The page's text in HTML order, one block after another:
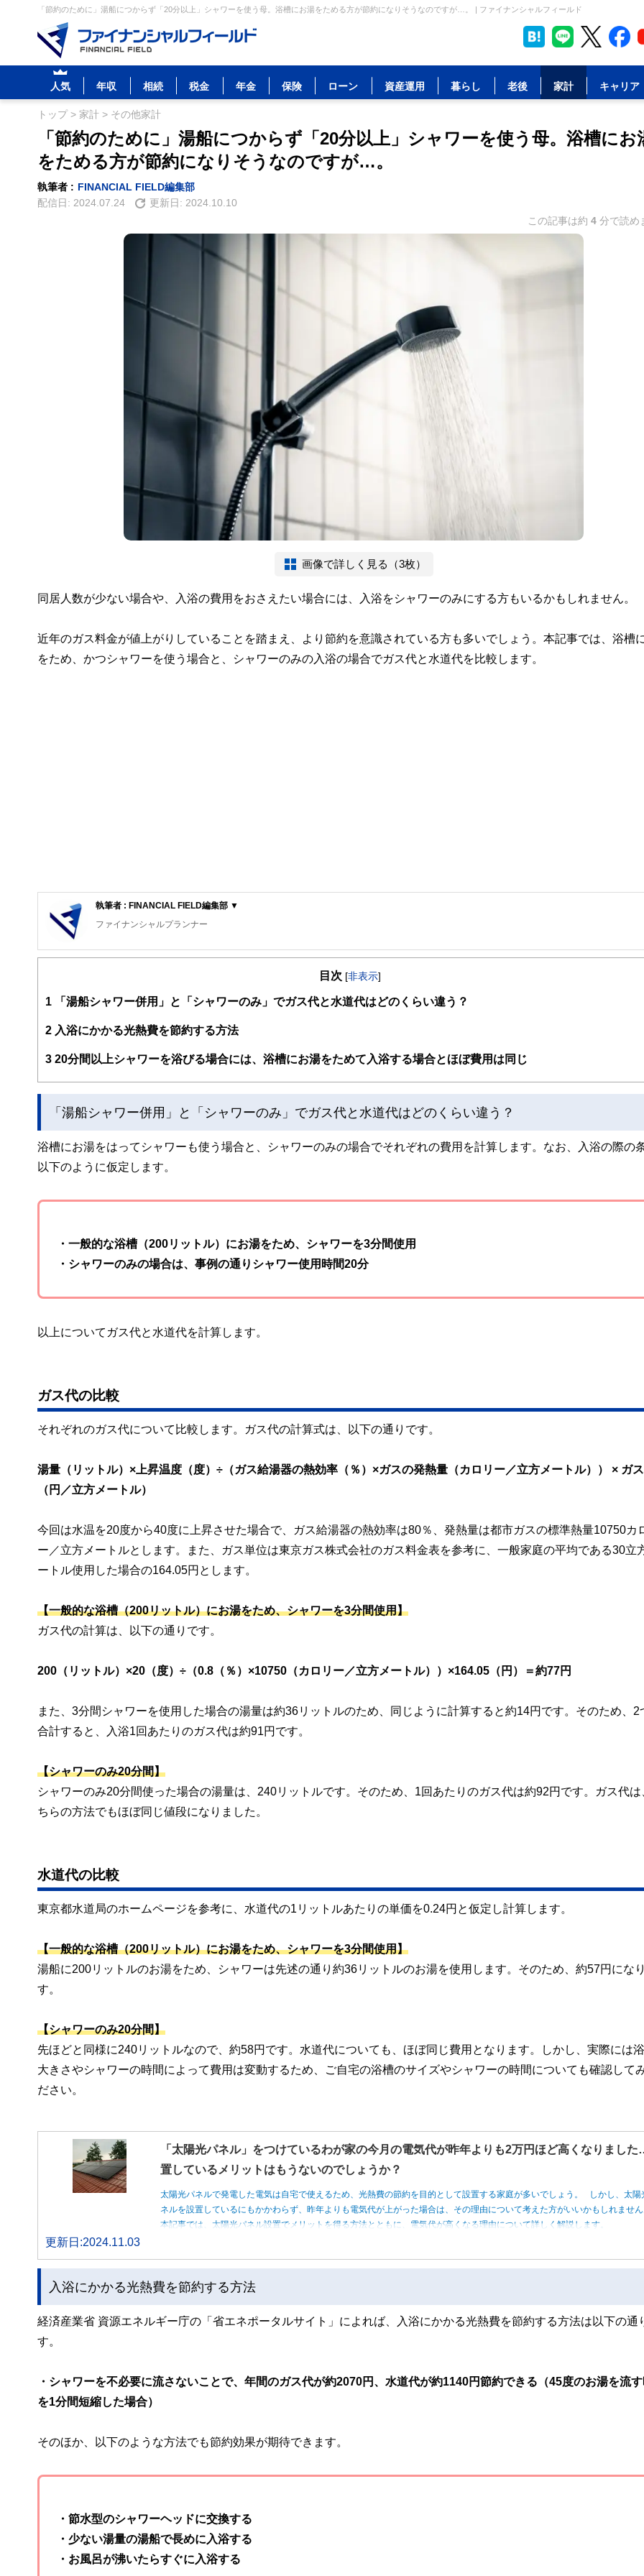
「節約のために」湯船につからず「20分以上」シャワーを使う母。浴槽にお湯をためる方が節約になりそうなのですが…。 | ファイナンシャルフィールド
人気 年収 相続 税金 年金 保険 ローン 資産運用 暮らし 老後 家計 キャリア
トップ> 家計 > その他家計
「節約のために」湯船につからず「20分以上」シャワーを使う母。浴槽にお
をためる方が節約になりそうなのですが…。
執筆者 : FINANCIAL FIELD編集部
配信日: 2024.07.24 更新日: 2024.10.10
この記事は約 4 分で読め
画像で詳しく見る（3枚）
同居人数が少ない場合や、入浴の費用をおさえたい場合には、入浴をシャワーのみにする方もいるかもしれません。
近年のガス料金が値上がりしていることを踏まえ、より節約を意識されている方も多いでしょう。本記事では、浴槽
をため、かつシャワーを使う場合と、シャワーのみの入浴の場合でガス代と水道代を比較します。
執筆者 : FINANCIAL FIELD編集部 ▼
ファイナンシャルプランナー
FinancialField編集部は、金融、経済に関する記事を、日々の暮らしにどのような影響を与えるかという視点で、お金の知識がない方でも理解
案から記事掲載まですべての工程に関わることで、読者目線のコンテンツを追求しています。
FinancialFieldの特徴は、ファイナンシャルプランナー、弁護士、税理士、宅地建物取引士、相続診断士、住宅ローンアドバイザー、DCプラン
ー、公認会計士、社会保険労務士、行政書士、投資アナリスト、キャリアコンサルタントなど150名以上の有資格者を執筆者・監修者として迎
私たちは、快適でより良い生活のアイデアを提供するお金のコンシェルジュを目指します。
目次 [非表示]
1 「湯船シャワー併用」と「シャワーのみ」でガス代と水道代はどのくらい違う？
2 入浴にかかる光熱費を節約する方法
3 20分間以上シャワーを浴びる場合には、浴槽にお湯をためて入浴する場合とほぼ費用は同じ
「湯船シャワー併用」と「シャワーのみ」でガス代と水道代はどのくらい違う？
浴槽にお湯をはってシャワーも使う場合と、シャワーのみの場合でそれぞれの費用を計算します。なお、入浴の際の
以下のように仮定します。
・一般的な浴槽（200リットル）にお湯をため、シャワーを3分間使用
・シャワーのみの場合は、事例の通りシャワー使用時間20分
以上についてガス代と水道代を計算します。
ガス代の比較
それぞれのガス代について比較します。ガス代の計算式は、以下の通りです。
湯量（リットル）×上昇温度（度）÷（ガス給湯器の熱効率（％）×ガスの発熱量（カロリー／立方メートル）） × ガ
（円／立方メートル）
今回は水温を20度から40度に上昇させた場合で、ガス給湯器の熱効率は80％、発熱量は都市ガスの標準熱量10750カ
ー／立方メートルとします。また、ガス単位は東京ガス株式会社のガス料金表を参考に、一般家庭の平均である30立
ートル使用した場合の164.05円とします。
【一般的な浴槽（200リットル）にお湯をため、シャワーを3分間使用】
ガス代の計算は、以下の通りです。
200（リットル）×20（度）÷（0.8（％）×10750（カロリー／立方メートル））×164.05（円）＝約77円
また、3分間シャワーを使用した場合の湯量は約36リットルのため、同じように計算すると約14円です。そのため、2
合計すると、入浴1回あたりのガス代は約91円です。
【シャワーのみ20分間】
シャワーのみ20分間使った場合の湯量は、240リットルです。そのため、1回あたりのガス代は約92円です。ガス代は
ちらの方法でもほぼ同じ値段になりました。
水道代の比較
東京都水道局のホームページを参考に、水道代の1リットルあたりの単価を0.24円と仮定し計算します。
【一般的な浴槽（200リットル）にお湯をため、シャワーを3分間使用】
湯船に200リットルのお湯をため、シャワーは先述の通り約36リットルのお湯を使用します。そのため、約57円にな
す。
【シャワーのみ20分間】
先ほどと同様に240リットルなので、約58円です。水道代についても、ほぼ同じ費用となります。しかし、実際には
大きさやシャワーの時間によって費用は変動するため、ご自宅の浴槽のサイズやシャワーの時間についても確認して
ださい。
「太陽光パネル」をつけているわが家の今月の電気代が昨年よりも2万円ほど高くなりまし
置しているメリットはもうないのでしょうか？
太陽光パネルで発電した電気は自宅で使えるため、光熱費の節約を目的として設置する家庭が多いでしょう。 しかし、太陽
ネルを設置しているにもかかわらず、昨年よりも電気代が上がった場合は、その理由について考えた方がいいかもしれませ
本記事では、太陽光パネル設置でメリットを得る方法とともに、電気代が高くなる理由について詳しく解説します。
更新日:2024.11.03
入浴にかかる光熱費を節約する方法
経済産業省 資源エネルギー庁の「省エネポータルサイト」によれば、入浴にかかる光熱費を節約する方法は以下の通
す。
・シャワーを不必要に流さないことで、年間のガス代が約2070円、水道代が約1140円節約できる（45度のお湯を流す
を1分間短縮した場合）
そのほか、以下のような方法でも節約効果が期待できます。
・節水型のシャワーヘッドに交換する
・少ない湯量の湯船で長めに入浴する
・お風呂が沸いたらすぐに入浴する